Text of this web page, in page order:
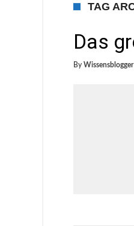
TAG
Das
By Wissensblogger